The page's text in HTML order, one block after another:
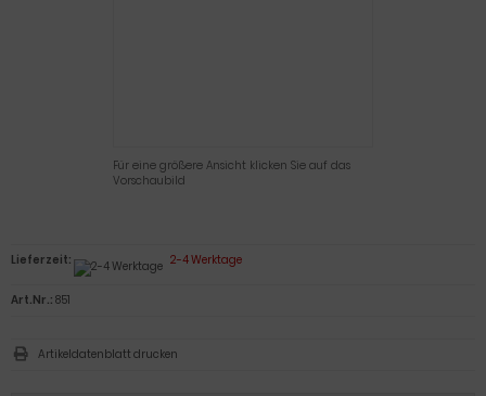
Für eine größere Ansicht klicken Sie auf das
Vorschaubild
Lieferzeit: 2-4 Werktage
Art.Nr.: 851
Artikeldatenblatt drucken